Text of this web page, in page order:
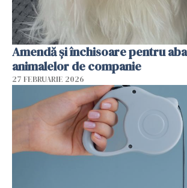
Amendă și închisoare pentru
animalelor de companie
27 FEBRUARIE 2026